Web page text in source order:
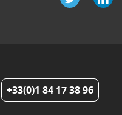
+33(0)1 84 17 38 96